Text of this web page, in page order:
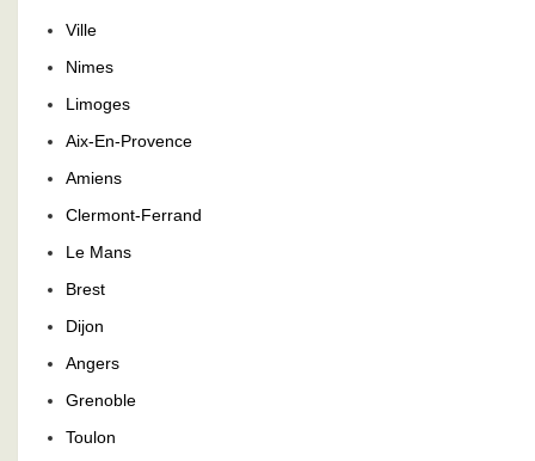
Ville
Nimes
Limoges
Aix-En-Provence
Amiens
Clermont-Ferrand
Le Mans
Brest
Dijon
Angers
Grenoble
Toulon